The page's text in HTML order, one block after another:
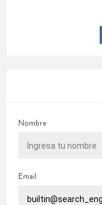
Nombre
Email